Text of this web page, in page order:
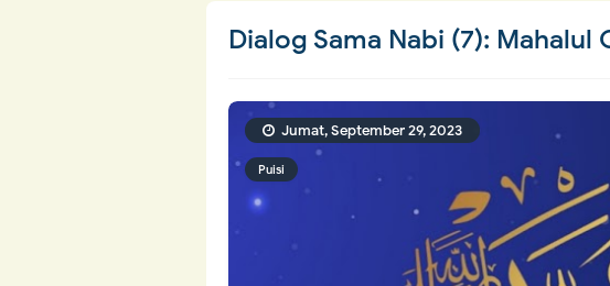
Dialog Sama Nabi (7): Mahalul
Puisi
Jumat, September 29, 2023